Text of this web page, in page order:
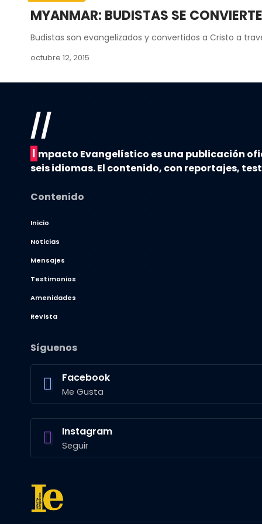
MYANMAR: BUDISTAS SE
Budistas son evangelizados y convertidos a Cristo a
octubre 12, 2015
//
I mpacto Evangelístico es una publicación
seis idiomas. El contenido, con reportajes,
Contenido
Inicio
Noticias
Mensajes
Testimonios
Amenidades
Revista
Síguenos
Facebook
Me Gusta
Instagram
Seguir